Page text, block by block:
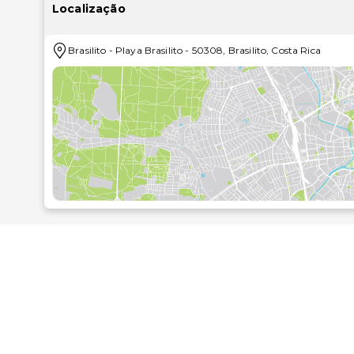
Espaços de coworking
bebida no bar, contemplar a maravilhosa vista para
sobretaxa..As principais comodidades incluem
multilingue. O hotel conta com transporte de/para o aeroporto (disponível 24 horas)
há estacionamento grátis no local..As distâncias
Playa Brasilito - 0,1 km/0,1 mi
Playa Conchal - 0,8 km/0,5 mi
Playa Flamingo - 4,1 km/2,6 mi
Playa Potrero - 4,6 km/2,8 mi
Potrero Bay - 4,9 km/3,1 mi
Playa Potrero - 5 km/3,1 mi
Playa de Penca - 8,7 km/5,4 mi
Localização
Brasilito - Playa Brasilito - 50308, Brasilito, Costa Rica